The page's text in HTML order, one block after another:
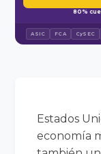
80%
ASIC FCA CySEC
Estados
economía